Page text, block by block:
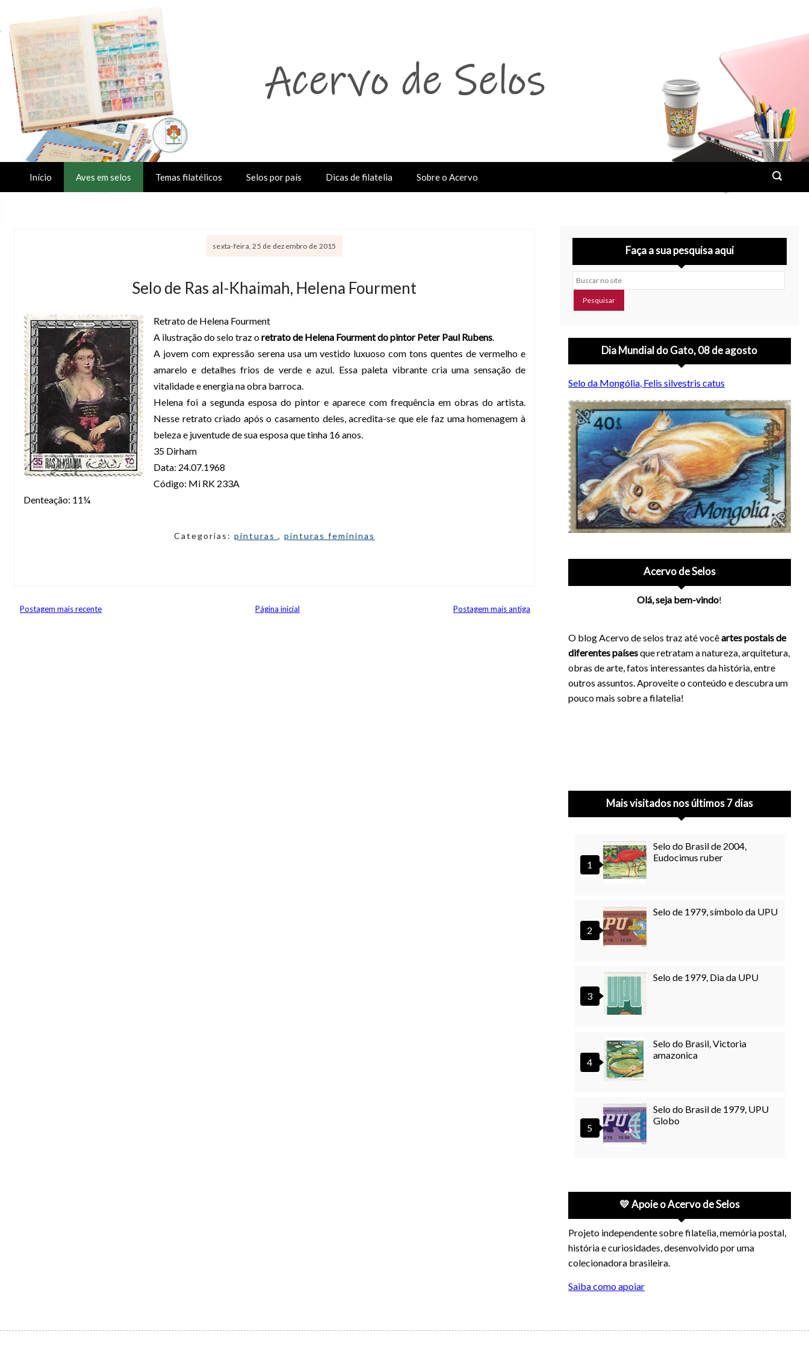
Início Aves em selos Temas filatélicos Selos por país Dicas de filatelia Sobre o Acervo
sexta-feira, 25 de dezembro de 2015
Selo de Ras al-Khaimah, Helena Fourment
Retrato de Helena Fourment
A ilustração do selo traz oretrato de Helena Fourment do pintor Peter Paul Rubens
A jovem com expressão serena usa um vestido luxuoso com tons quentes de vermelho e
amarelo e detalhes frios de verde e azul. Essa paleta vibrante cria uma sensação de
vitalidade e energia na obra barroca.
Helena foi a segunda esposa do pintor e aparece com frequência em obras do artista.
Nesse retrato criado após o casamento deles, acredita-se que ele faz uma homenagem à
beleza e juventude de sua esposa que tinha 16 anos.
35 Dirham
Data: 24.07.1968
Código: Mi RK 233A
Denteação: 11¼
Categorias: pinturas , pinturas femininas
Postagem mais recente Postagem mais antiga
Página inicial
Faça a sua pesquisa aqui
Buscar no site
Dia Mundial do Gato, 08 de agosto
Selo da Mongólia, Felis silvestris catus
Acervo de Selos
Olá, seja bem-vindo!
O blog Acervo de selos traz até vocêartes postais de
diferentes paísesque retratam a natureza, arquitetura,
obras de arte, fatos interessantes da história, entre
outros assuntos. Aproveite o conteúdo e descubra um
pouco mais sobre a filatelia!
Mais visitados nos últimos 7 dias
Selo do Brasil de 2004,
Eudocimus ruber
Selo de 1979, símbolo da UPU
Selo de 1979, Dia da UPU
Selo do Brasil, Victoria
amazonica
Selo do Brasil de 1979, UPU
Globo
💛 Apoie o Acervo de Selos
Projeto independente sobre filatelia, memória postal,
história e curiosidades, desenvolvido por uma
colecionadora brasileira.
Saiba como apoiar